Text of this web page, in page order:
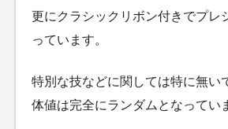
更にクラシックリボン付きでプレ
っています。
特別な技などに関しては特に無い
体値は完全にランダムとなってい